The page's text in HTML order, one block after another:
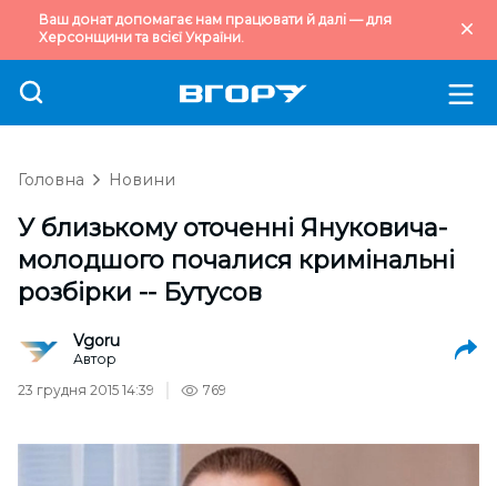
Ваш донат допомагає нам працювати й далі — для
Херсонщини та всієї України.
Головна Новини
У близькому оточенні Януковича-
молодшого почалися кримінальні
розбірки -- Бутусов
Vgoru
Автор
23 грудня 2015 14:39
769